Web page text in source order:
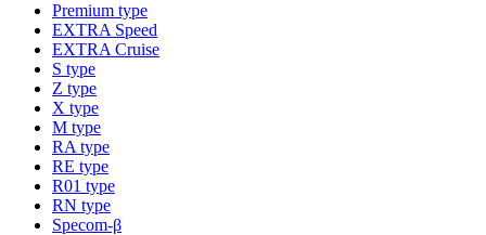
Premium type
EXTRA Speed
EXTRA Cruise
S type
Z type
X type
M type
RA type
RE type
R01 type
RN type
Specom-β